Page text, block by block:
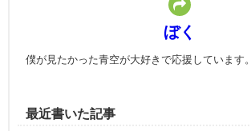
ぼく
僕が見たかった青空が大好きで応援しています。
最近書いた記事